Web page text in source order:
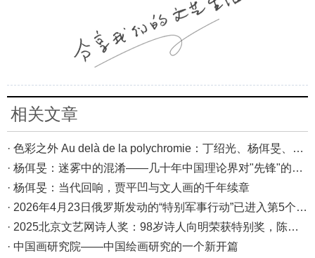
相关文章
· 色彩之外 Au delà de la polychromie：丁绍光、杨佴旻、Alain Cardenas·Castro巴黎展
· 杨佴旻：迷雾中的混淆——几十年中国理论界对"先锋"的误读，对创作的误导
· 杨佴旻：当代回响，贾平凹与文人画的千年续章
· 2026年4月23日俄罗斯发动的“特别军事行动”已进入第5个年头，俄乌局势最新综述
· 2025北京文艺网诗人奖：98岁诗人向明荣获特别奖，陈东东荣获诗人奖，茱萸荣获年度诗人奖！
· 中国画研究院——中国绘画研究的一个新开篇